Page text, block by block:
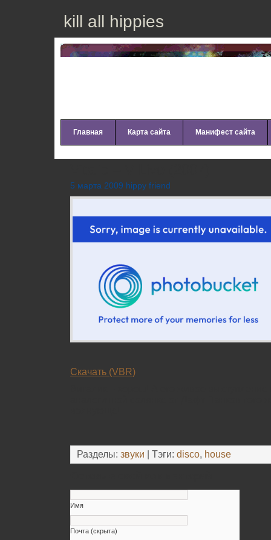
kill all hippies
Главная Карта сайта Манифест сайта
5 марта 2009 hippy friend
Скачать (VBR)
Разделы: звуки | Тэги: disco, house
Имя
Почта (скрыта)